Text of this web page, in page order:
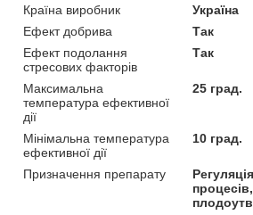
Країна виробник
Україна
Ефект добрива
Так
Ефект подолання
стресових факторів
Так
Максимальна
температура ефективної
дії
25 град.
Мінімальна температура
ефективної дії
10 град.
Призначення препарату